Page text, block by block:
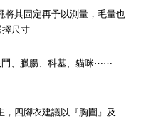
將其固定再予以測量，毛量也
尺寸
鬥、臘腸、科基、貓咪⋯⋯
四腳衣建議以『胸圍』及